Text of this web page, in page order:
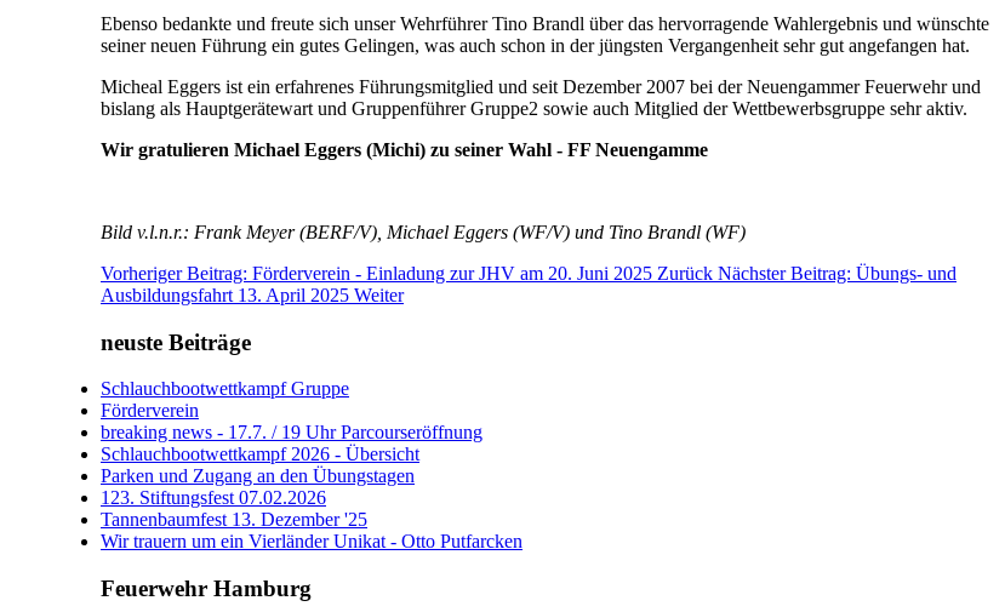
Ebenso bedankte und freute sich unser Wehrführer Tino Brandl über das hervorragende Wahlergebnis und wünschte
seiner neuen Führung ein gutes Gelingen, was auch schon in der jüngsten Vergangenheit sehr gut angefangen hat.
Micheal Eggers ist ein erfahrenes Führungsmitglied und seit Dezember 2007 bei der Neuengammer Feuerwehr und
bislang als Hauptgerätewart und Gruppenführer Gruppe2 sowie auch Mitglied der Wettbewerbsgruppe sehr aktiv.
Wir gratulieren Michael Eggers (Michi) zu seiner Wahl - FF Neuengamme
Bild v.l.n.r.: Frank Meyer (BERF/V), Michael Eggers (WF/V) und Tino Brandl (WF)
Vorheriger Beitrag: Förderverein - Einladung zur JHV am 20. Juni 2025 Zurück Nächster Beitrag: Übungs- und
Ausbildungsfahrt 13. April 2025 Weiter
neuste Beiträge
Schlauchbootwettkampf Gruppe
Förderverein
breaking news - 17.7. / 19 Uhr Parcourseröffnung
Schlauchbootwettkampf 2026 - Übersicht
Parken und Zugang an den Übungstagen
123. Stiftungsfest 07.02.2026
Tannenbaumfest 13. Dezember '25
Wir trauern um ein Vierländer Unikat - Otto Putfarcken
Feuerwehr Hamburg